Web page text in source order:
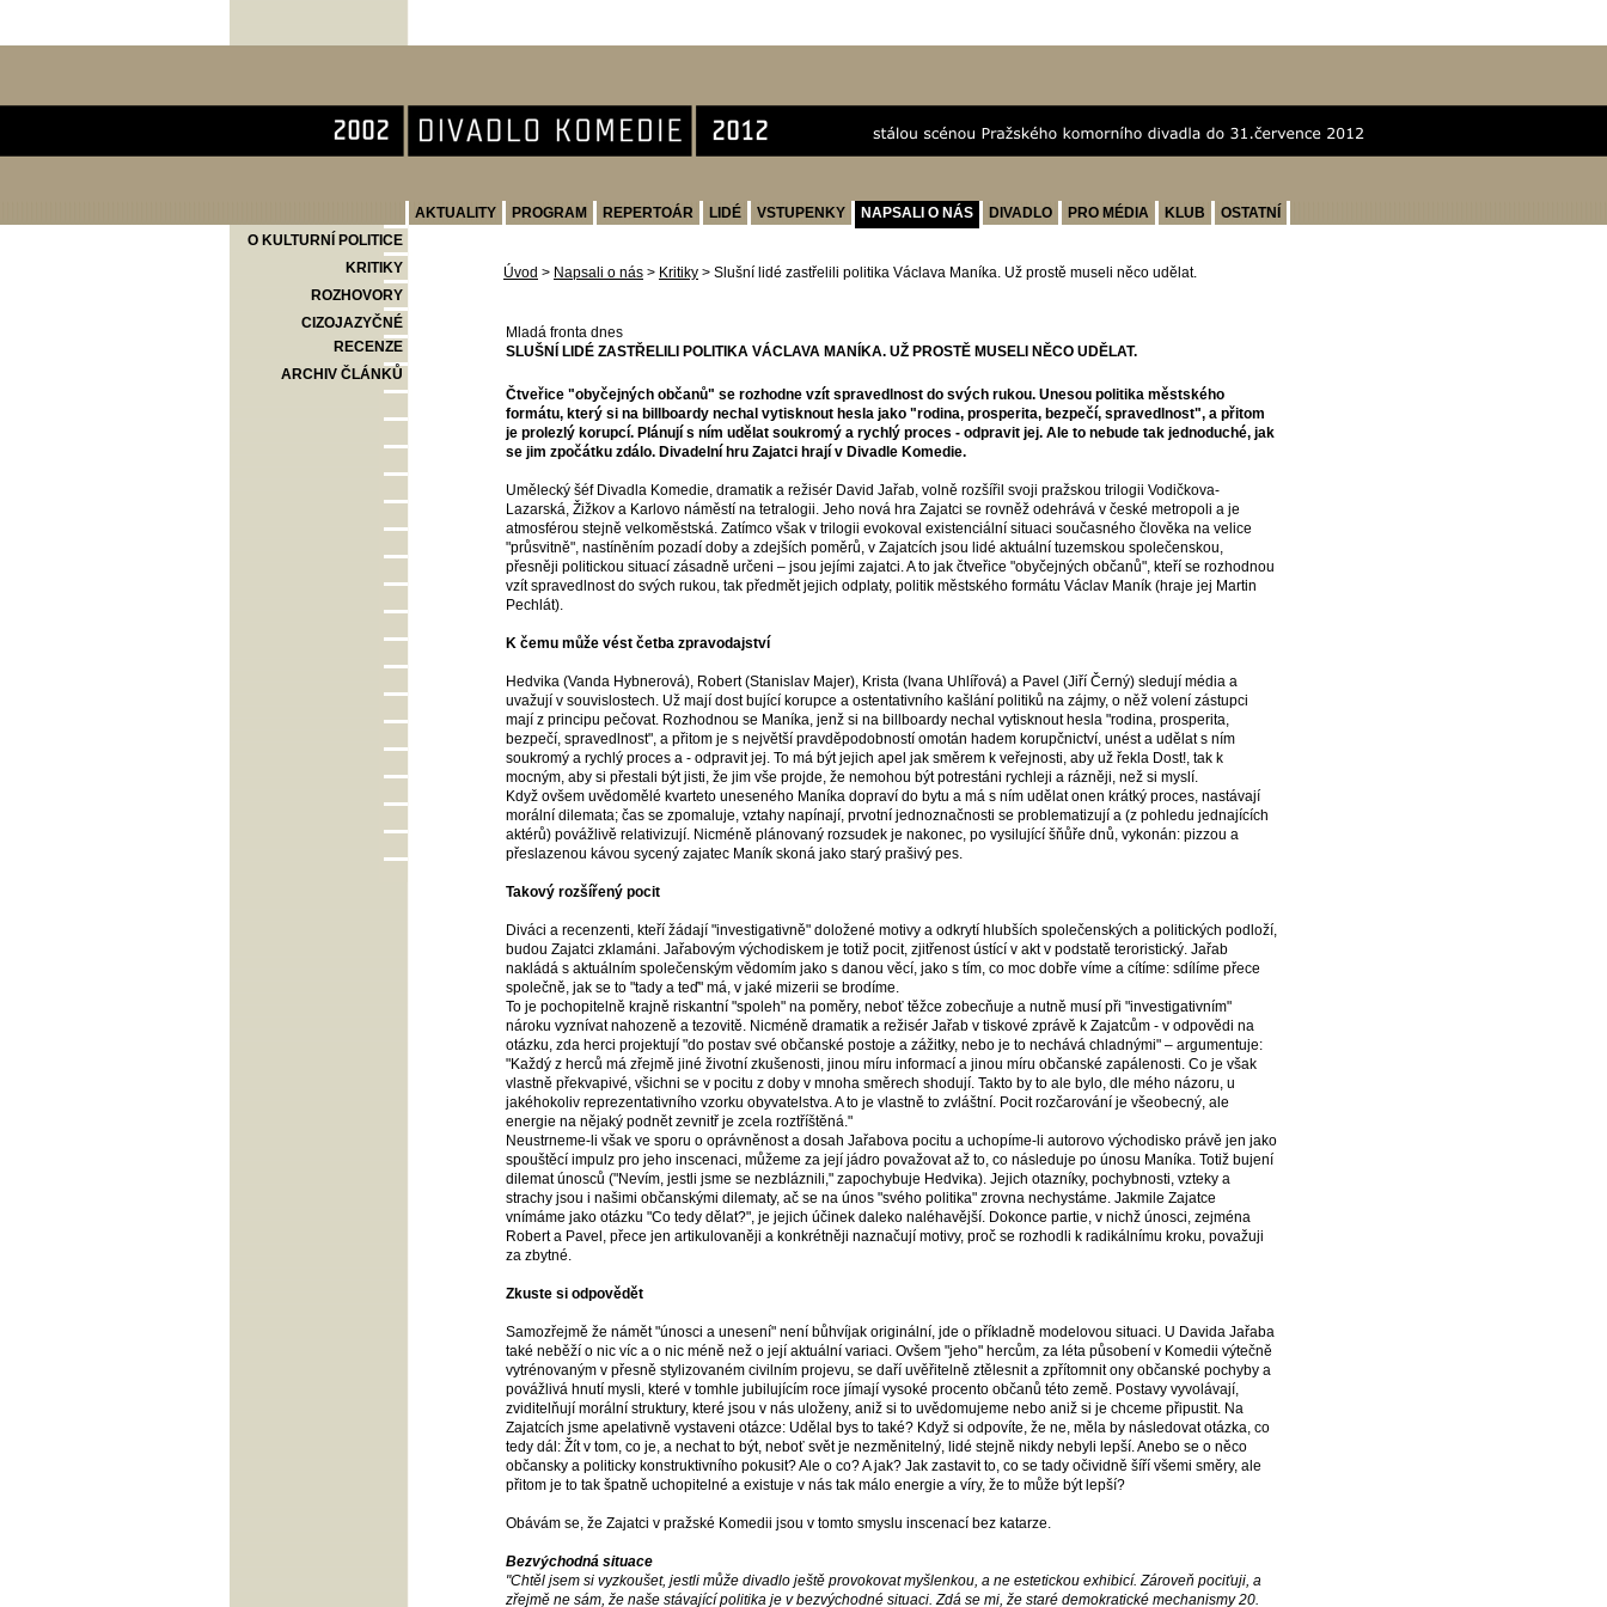
AKTUALITY PROGRAM REPERTOÁR LIDÉ VSTUPENKY NAPSALI O NÁS DIVADLO PRO MÉDIA KLUB
OSTATNÍ
O KULTURNÍ POLITICE
KRITIKY
ROZHOVORY
CIZOJAZYČNÉ
RECENZE
ARCHIV ČLÁNKŮ
Úvod > Napsali o nás > Kritiky > Slušní lidé zastřelili politika Václava Maníka. Už prostě museli něco udělat.
Mladá fronta dnes
SLUŠNÍ LIDÉ ZASTŘELILI POLITIKA VÁCLAVA MANÍKA. UŽ PROSTĚ MUSELI NĚCO UDĚLAT.
Čtveřice "obyčejných občanů" se rozhodne vzít spravedlnost do svých rukou. Unesou politika městského
formátu, který si na billboardy nechal vytisknout hesla jako "rodina, prosperita, bezpečí, spravedlnost", a přitom
je prolezlý korupcí. Plánují s ním udělat soukromý a rychlý proces - odpravit jej. Ale to nebude tak jednoduché, jak
se jim zpočátku zdálo. Divadelní hru Zajatci hrají v Divadle Komedie.
Umělecký šéf Divadla Komedie, dramatik a režisér David Jařab, volně rozšířil svoji pražskou trilogii Vodičkova-
Lazarská, Žižkov a Karlovo náměstí na tetralogii. Jeho nová hra Zajatci se rovněž odehrává v české metropoli a je
atmosférou stejně velkoměstská. Zatímco však v trilogii evokoval existenciální situaci současného člověka na velice
"průsvitně", nastíněním pozadí doby a zdejších poměrů, v Zajatcích jsou lidé aktuální tuzemskou společenskou,
přesněji politickou situací zásadně určeni – jsou jejími zajatci. A to jak čtveřice "obyčejných občanů", kteří se rozhodnou
vzít spravedlnost do svých rukou, tak předmět jejich odplaty, politik městského formátu Václav Maník (hraje jej Martin
Pechlát).
K čemu může vést četba zpravodajství
Hedvika (Vanda Hybnerová), Robert (Stanislav Majer), Krista (Ivana Uhlířová) a Pavel (Jiří Černý) sledují média a
uvažují v souvislostech. Už mají dost bující korupce a ostentativního kašlání politiků na zájmy, o něž volení zástupci
mají z principu pečovat. Rozhodnou se Maníka, jenž si na billboardy nechal vytisknout hesla "rodina, prosperita,
bezpečí, spravedlnost", a přitom je s největší pravděpodobností omotán hadem korupčnictví, unést a udělat s ním
soukromý a rychlý proces a - odpravit jej. To má být jejich apel jak směrem k veřejnosti, aby už řekla Dost!, tak k
mocným, aby si přestali být jisti, že jim vše projde, že nemohou být potrestáni rychleji a rázněji, než si myslí.
Když ovšem uvědomělé kvarteto uneseného Maníka dopraví do bytu a má s ním udělat onen krátký proces, nastávají
morální dilemata; čas se zpomaluje, vztahy napínají, prvotní jednoznačnosti se problematizují a (z pohledu jednajících
aktérů) povážlivě relativizují. Nicméně plánovaný rozsudek je nakonec, po vysilující šňůře dnů, vykonán: pizzou a
přeslazenou kávou sycený zajatec Maník skoná jako starý prašivý pes.
Takový rozšířený pocit
Diváci a recenzenti, kteří žádají "investigativně" doložené motivy a odkrytí hlubších společenských a politických podloží,
budou Zajatci zklamáni. Jařabovým východiskem je totiž pocit, zjitřenost ústící v akt v podstatě teroristický. Jařab
nakládá s aktuálním společenským vědomím jako s danou věcí, jako s tím, co moc dobře víme a cítíme: sdílíme přece
společně, jak se to "tady a teď" má, v jaké mizerii se brodíme.
To je pochopitelně krajně riskantní "spoleh" na poměry, neboť těžce zobecňuje a nutně musí při "investigativním"
nároku vyznívat nahozeně a tezovitě. Nicméně dramatik a režisér Jařab v tiskové zprávě k Zajatcům - v odpovědi na
otázku, zda herci projektují "do postav své občanské postoje a zážitky, nebo je to nechává chladnými" – argumentuje:
"Každý z herců má zřejmě jiné životní zkušenosti, jinou míru informací a jinou míru občanské zapálenosti. Co je však
vlastně překvapivé, všichni se v pocitu z doby v mnoha směrech shodují. Takto by to ale bylo, dle mého názoru, u
jakéhokoliv reprezentativního vzorku obyvatelstva. A to je vlastně to zvláštní. Pocit rozčarování je všeobecný, ale
energie na nějaký podnět zevnitř je zcela roztříštěná."
Neustrneme-li však ve sporu o oprávněnost a dosah Jařabova pocitu a uchopíme-li autorovo východisko právě jen jako
spouštěcí impulz pro jeho inscenaci, můžeme za její jádro považovat až to, co následuje po únosu Maníka. Totiž bujení
dilemat únosců ("Nevím, jestli jsme se nezbláznili," zapochybuje Hedvika). Jejich otazníky, pochybnosti, vzteky a
strachy jsou i našimi občanskými dilematy, ač se na únos "svého politika" zrovna nechystáme. Jakmile Zajatce
vnímáme jako otázku "Co tedy dělat?", je jejich účinek daleko naléhavější. Dokonce partie, v nichž únosci, zejména
Robert a Pavel, přece jen artikulovaněji a konkrétněji naznačují motivy, proč se rozhodli k radikálnímu kroku, považuji
za zbytné.
Zkuste si odpovědět
Samozřejmě že námět "únosci a unesení" není bůhvíjak originální, jde o příkladně modelovou situaci. U Davida Jařaba
také neběží o nic víc a o nic méně než o její aktuální variaci. Ovšem "jeho" hercům, za léta působení v Komedii výtečně
vytrénovaným v přesně stylizovaném civilním projevu, se daří uvěřitelně ztělesnit a zpřítomnit ony občanské pochyby a
povážlivá hnutí mysli, které v tomhle jubilujícím roce jímají vysoké procento občanů této země. Postavy vyvolávají,
zviditelňují morální struktury, které jsou v nás uloženy, aniž si to uvědomujeme nebo aniž si je chceme připustit. Na
Zajatcích jsme apelativně vystaveni otázce: Udělal bys to také? Když si odpovíte, že ne, měla by následovat otázka, co
tedy dál: Žít v tom, co je, a nechat to být, neboť svět je nezměnitelný, lidé stejně nikdy nebyli lepší. Anebo se o něco
občansky a politicky konstruktivního pokusit? Ale o co? A jak? Jak zastavit to, co se tady očividně šíří všemi směry, ale
přitom je to tak špatně uchopitelné a existuje v nás tak málo energie a víry, že to může být lepší?
Obávám se, že Zajatci v pražské Komedii jsou v tomto smyslu inscenací bez katarze.
Bezvýchodná situace
"Chtěl jsem si vyzkoušet, jestli může divadlo ještě provokovat myšlenkou, a ne estetickou exhibicí. Zároveň pociťuji, a
zřejmě ne sám, že naše stávající politika je v bezvýchodné situaci. Zdá se mi, že staré demokratické mechanismy 20.